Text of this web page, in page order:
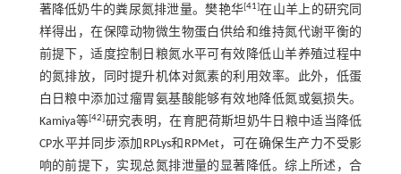
著降低奶牛的粪尿氮排泄量。樊艳华[41]在山羊上的研究同
样得出，在保障动物微生物蛋白供给和维持氮代谢平衡的
前提下，适度控制日粮氮水平可有效降低山羊养殖过程中
的氮排放，同时提升机体对氮素的利用效率。此外，低蛋
白日粮中添加过瘤胃氨基酸能够有效地降低氮或氨损失。
Kamiya等[42]研究表明，在育肥荷斯坦奶牛日粮中适当降低
CP水平并同步添加RPLys和RPMet，可在确保生产力不受影
响的前提下，实现总氮排泄量的显著降低。综上所述，合